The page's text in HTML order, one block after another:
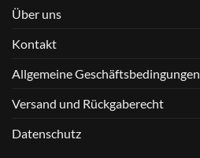
Über uns
Kontakt
Allgemeine Geschäftsbedingungen
Versand und Rückgaberecht
Datenschutz